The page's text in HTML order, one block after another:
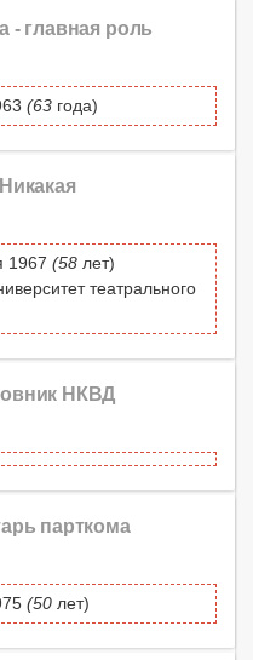
- главная роль
(63 года)
1967 (58 лет)
театрального
НКВД
парткома
(50 лет)